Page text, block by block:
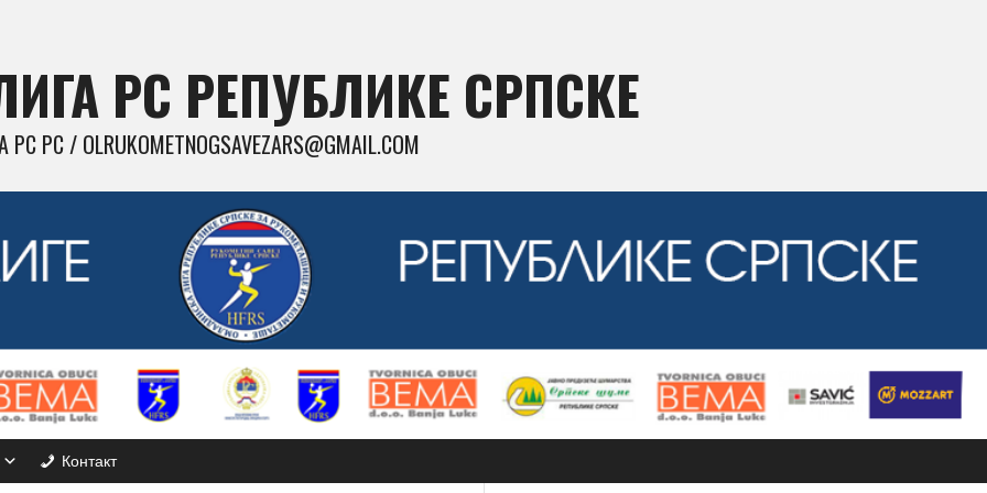
РС РЕПУБЛИКЕ СРПСКЕ
/ OLRUKOMETNOGSAVEZARS@GMAIL.COM
Контакт